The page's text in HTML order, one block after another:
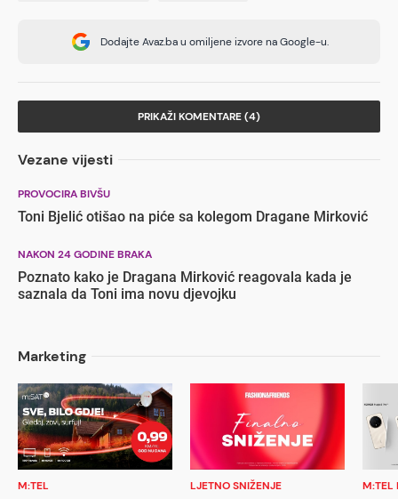
Dodajte Avaz.ba u omiljene izvore na Google-u.
PRIKAŽI KOMENTARE (4)
Vezane vijesti
PROVOCIRA BIVŠU
Toni Bjelić otišao na piće sa kolegom Dragane Mirković
NAKON 24 GODINE BRAKA
Poznato kako je Dragana Mirković reagovala kada je
saznala da Toni ima novu djevojku
Marketing
M:TEL LJETNO SNIŽENJE M:TEL